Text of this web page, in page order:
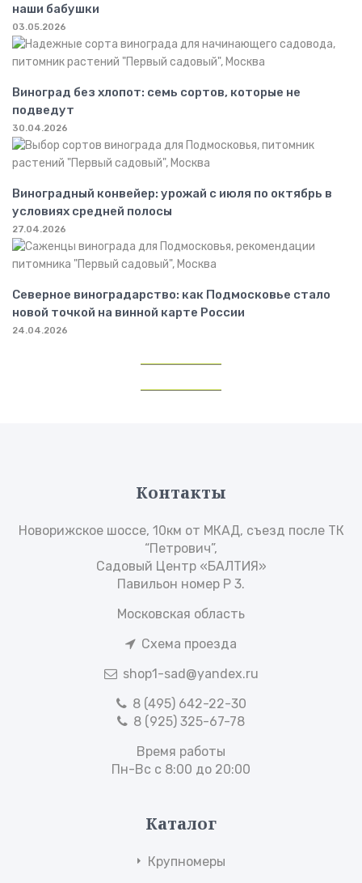
наши бабушки
03.05.2026
Виноград без хлопот: семь сортов, которые не
подведут
30.04.2026
Виноградный конвейер: урожай с июля по октябрь в
условиях средней полосы
27.04.2026
Северное виноградарство: как Подмосковье стало
новой точкой на винной карте России
24.04.2026
Контакты
Новорижское шоссе, 10км от МКАД, съезд после ТК
“Петрович”,
Садовый Центр «БАЛТИЯ»
Павильон номер Р 3.
Московская область
Схема проезда
shop1-sad@yandex.ru
8 (495) 642-22-30
8 (925) 325-67-78
Время работы
Пн-Вс с 8:00 до 20:00
Каталог
Крупномеры